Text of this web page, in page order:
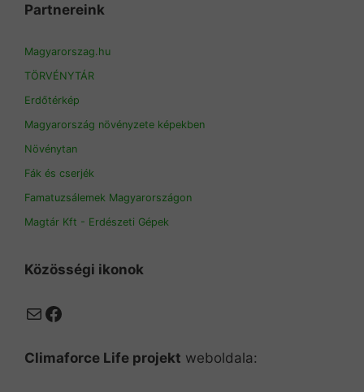
Partnereink
Magyarorszag.hu
TÖRVÉNYTÁR
Erdőtérkép
Magyarország növényzete képekben
Növénytan
Fák és cserjék
Famatuzsálemek Magyarországon
Magtár Kft - Erdészeti Gépek
Közösségi ikonok
MailFacebook
Climaforce Life projekt weboldala: